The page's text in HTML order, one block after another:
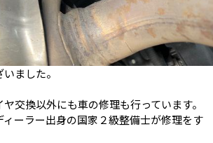
ました。
交換以外にも車の修理も行っています。
ィーラー出身の国家２級整備士が修理をす